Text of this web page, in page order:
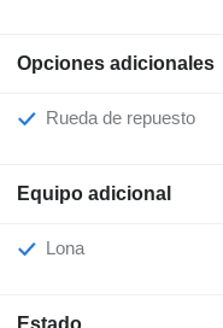
Opciones adicionales
Rueda de repuesto
Equipo adicional
Lona